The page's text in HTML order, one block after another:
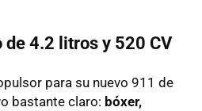
4.2 litros y 520 CV
para su nuevo 911 de
bastante claro: bóxer,